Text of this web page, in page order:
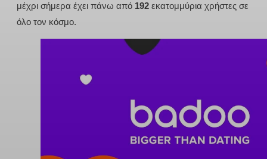
μέχρι σήμερα έχει πάνω από 192 εκατομμύρια χρήστες σε
όλο τον κόσμο.